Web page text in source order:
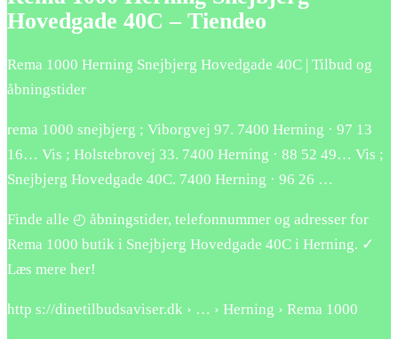
Hovedgade 40C – Tiendeo
Rema 1000 Herning Snejbjerg Hovedgade 40C | Tilbud og
åbningstider
rema 1000 snejbjerg ; Viborgvej 97. 7400 Herning · 97 13
16… Vis ; Holstebrovej 33. 7400 Herning · 88 52 49… Vis ;
Snejbjerg Hovedgade 40C. 7400 Herning · 96 26 …
Finde alle ◴ åbningstider, telefonnummer og adresser for
Rema 1000 butik i Snejbjerg Hovedgade 40C i Herning. ✓
Læs mere her!
http s://dinetilbudsaviser.dk › … › Herning › Rema 1000